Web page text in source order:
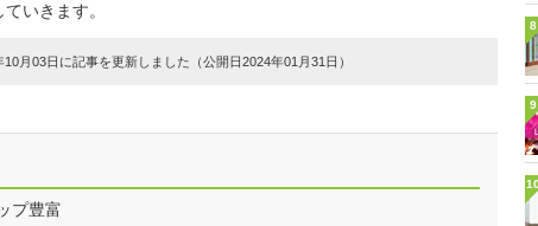
いきます。
月03日に記事を更新しました（公開日2024年01月31日）
プ豊富
8
9